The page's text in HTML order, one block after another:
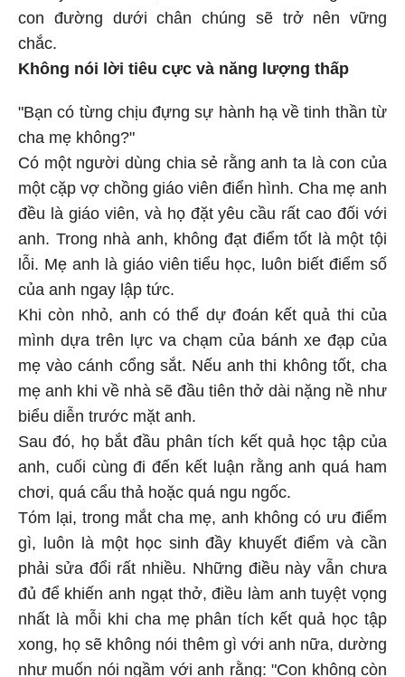
con đường dưới chân chúng sẽ trở nên vững
chắc.
Không nói lời tiêu cực và năng lượng thấp
"Bạn có từng chịu đựng sự hành hạ về tinh thần từ
cha mẹ không?"
Có một người dùng chia sẻ rằng anh ta là con của
một cặp vợ chồng giáo viên điển hình. Cha mẹ anh
đều là giáo viên, và họ đặt yêu cầu rất cao đối với
anh. Trong nhà anh, không đạt điểm tốt là một tội
lỗi. Mẹ anh là giáo viên tiểu học, luôn biết điểm số
của anh ngay lập tức.
Khi còn nhỏ, anh có thể dự đoán kết quả thi của
mình dựa trên lực va chạm của bánh xe đạp của
mẹ vào cánh cổng sắt. Nếu anh thi không tốt, cha
mẹ anh khi về nhà sẽ đầu tiên thở dài nặng nề như
biểu diễn trước mặt anh.
Sau đó, họ bắt đầu phân tích kết quả học tập của
anh, cuối cùng đi đến kết luận rằng anh quá ham
chơi, quá cẩu thả hoặc quá ngu ngốc.
Tóm lại, trong mắt cha mẹ, anh không có ưu điểm
gì, luôn là một học sinh đầy khuyết điểm và cần
phải sửa đổi rất nhiều. Những điều này vẫn chưa
đủ để khiến anh ngạt thở, điều làm anh tuyệt vọng
nhất là mỗi khi cha mẹ phân tích kết quả học tập
xong, họ sẽ không nói thêm gì với anh nữa, dường
như muốn nói ngầm với anh rằng: "Con không còn